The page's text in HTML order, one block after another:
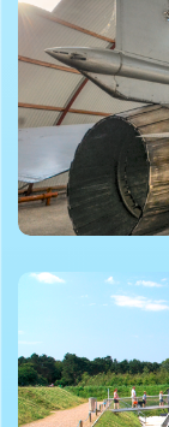
©Foto